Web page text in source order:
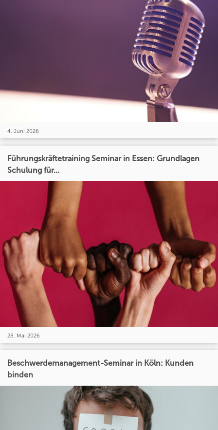
4. Juni 2026
Führungskräftetraining Seminar in Essen: Grundlagen
Schulung für...
28. Mai 2026
Beschwerdemanagement-Seminar in Köln: Kunden
binden